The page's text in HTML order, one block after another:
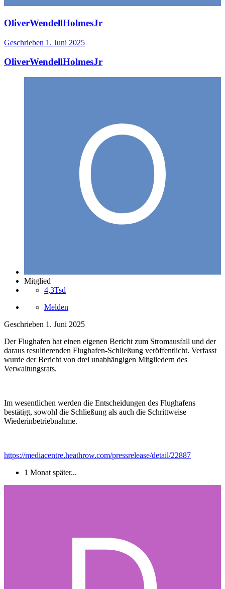
OliverWendellHolmesJr
Geschrieben 1. Juni 2025
OliverWendellHolmesJr
Mitglied
4,3Tsd
Melden
Geschrieben 1. Juni 2025
Der Flughafen hat einen eigenen Bericht zum Stromausfall und der
daraus resultierenden Flughafen-Schließung veröffentlicht. Verfasst
wurde der Bericht von drei unabhängigen Mitgliedern des
Verwaltungsrats.
Im wesentlichen werden die Entscheidungen des Flughafens
bestätigt, sowohl die Schließung als auch die Schrittweise
Wiederinbetriebnahme.
https://mediacentre.heathrow.com/pressrelease/detail/22887
1 Monat später...